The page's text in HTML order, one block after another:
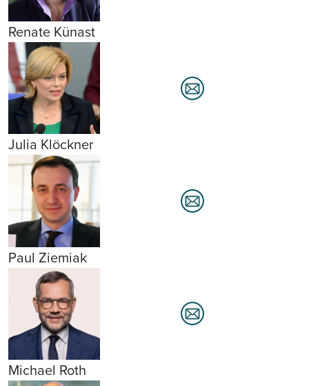
Renate Künast
Julia Klöckner
Paul Ziemiak
Michael Roth